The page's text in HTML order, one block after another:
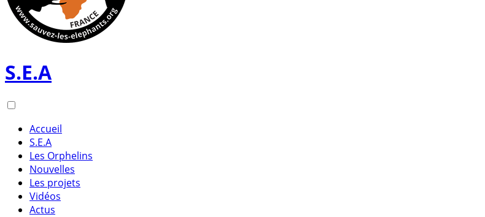
S.E.A
Accueil
S.E.A
Les Orphelins
Nouvelles
Les projets
Vidéos
Actus